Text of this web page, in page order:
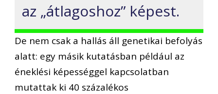
az „átlagoshoz” képest.
De nem csak a hallás áll genetikai befolyás
alatt: egy másik kutatásban például az
éneklési képességgel kapcsolatban
mutattak ki 40 százalékos